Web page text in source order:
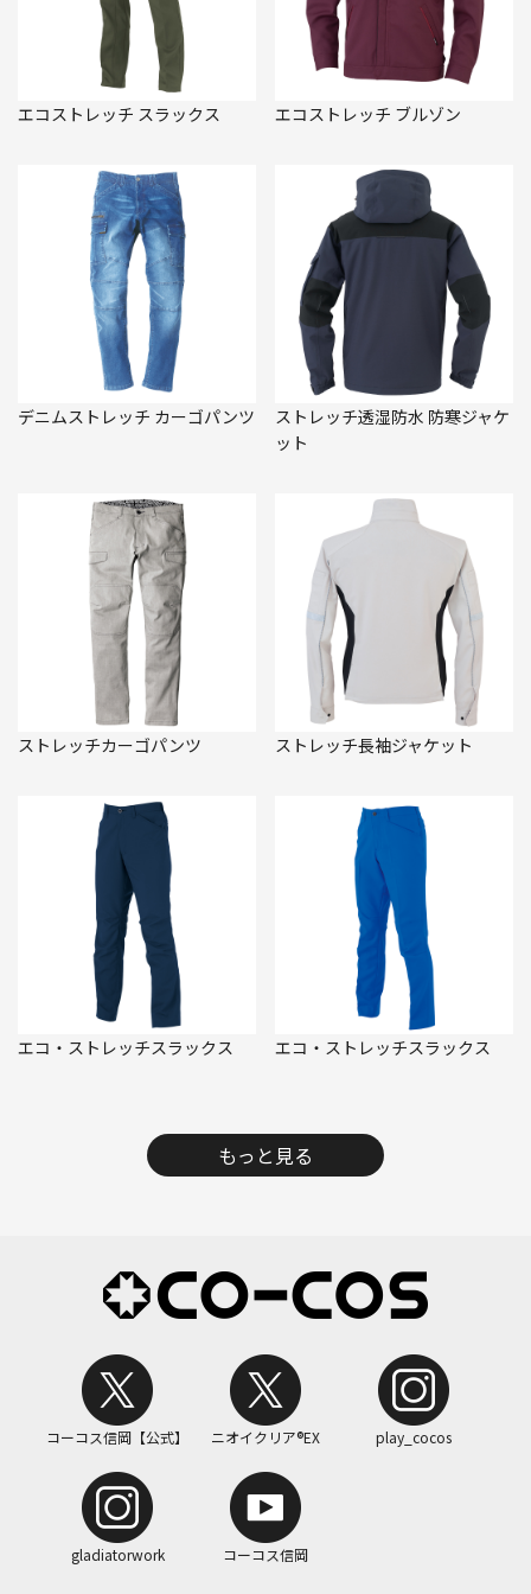
エコストレッチ スラックス エコストレッチ ブルゾン
デニムストレッチ カーゴパンツ
ストレッチ透湿防水 防寒ジャケ
ット
ストレッチカーゴパンツ ストレッチ長袖ジャケット
エコ・ストレッチスラックス エコ・ストレッチスラックス
もっと見る
コーコス信岡【公式】 ニオイクリア®EX play_cocos
gladiatorwork コーコス信岡